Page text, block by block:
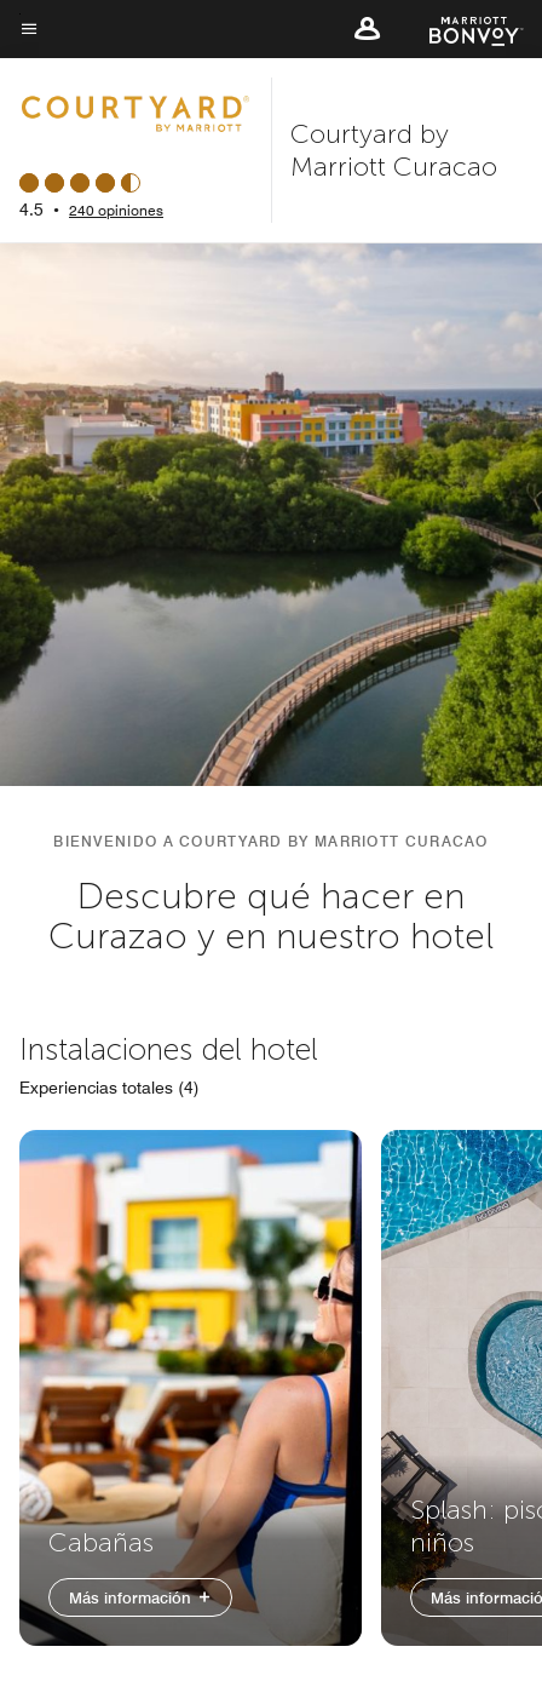
Skip
to
content
Texto del menú
4.5 • 240 opiniones
Courtyard by
Marriott Curacao
BIENVENIDO A COURTYARD BY MARRIOTT CURACAO
Descubre qué hacer en
Curazao y en nuestro hotel
Instalaciones del hotel
Experiencias totales (4)
Cabañas
Más información
Splash:
niños
Más